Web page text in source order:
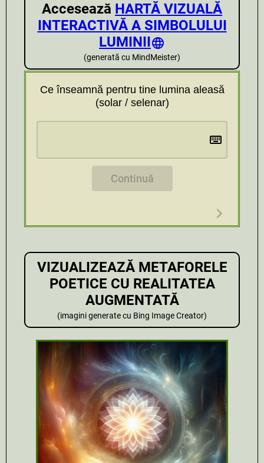
Accesează HARTĂ VIZUALĂ
INTERACTIVĂ A SIMBOLULUI
LUMINII
(generată cu MindMeister)
Ce înseamnă pentru tine lumina aleasă
(solar / selenar)
Continuă
VIZUALIZEAZĂ METAFORELE
POETICE CU REALITATEA
AUGMENTATĂ
(imagini generate cu Bing Image Creator)